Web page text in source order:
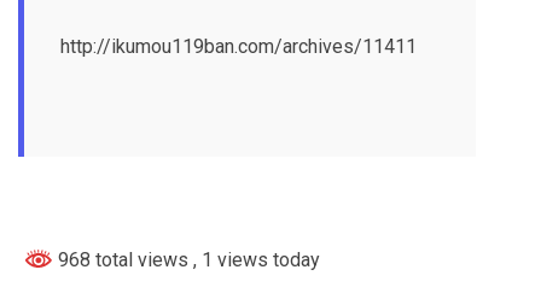
http://ikumou119ban.com/archives/11411
968 total views , 1 views today